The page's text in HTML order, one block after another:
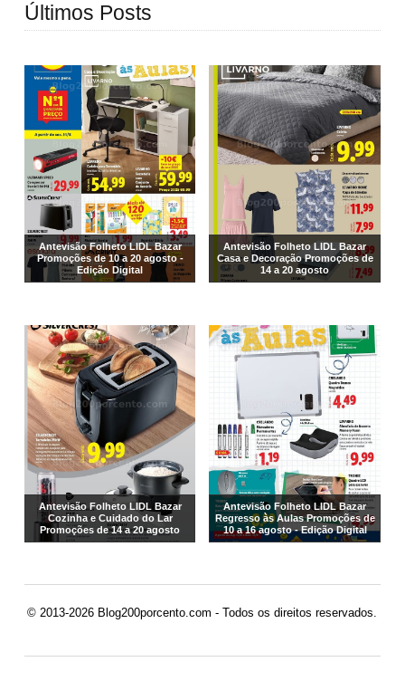
Últimos Posts
Antevisão Folheto LIDL Bazar
Promoções de 10 a 20 agosto -
Edição Digital
Antevisão Folheto LIDL Bazar
Casa e Decoração Promoções de
14 a 20 agosto
Antevisão Folheto LIDL Bazar
Cozinha e Cuidado do Lar
Promoções de 14 a 20 agosto
Antevisão Folheto LIDL Bazar
Regresso às Aulas Promoções de
10 a 16 agosto - Edição Digital
© 2013-2026 Blog200porcento.com - Todos os direitos reservados.